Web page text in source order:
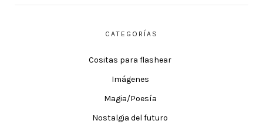
CATEGORÍAS
Cositas para flashear
Imágenes
Magia/Poesía
Nostalgia del futuro